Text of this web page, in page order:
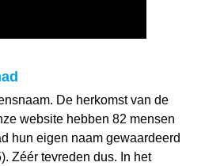
De herkomst van de
website hebben 82 mensen
hun eigen naam gewaardeerd
Zéér tevreden dus. In het